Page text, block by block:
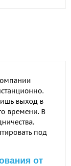
выход в
времени. В
под
от